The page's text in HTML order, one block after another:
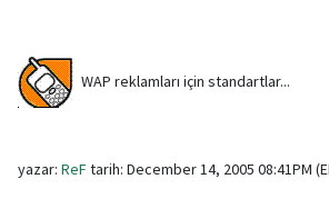
WAP reklamları için standartlar...
yazar: ReFtarih: December 14, 2005 08:41PM